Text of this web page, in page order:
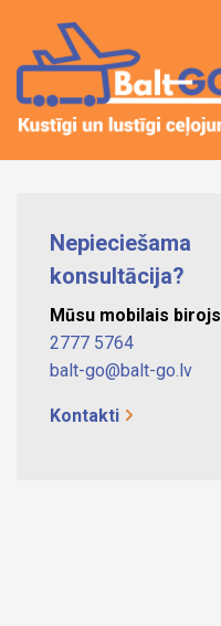
Nepieciešama
konsultācija?
Mūsu mobilais birojs
2777 5764
balt-go@balt-go.lv
Kontakti